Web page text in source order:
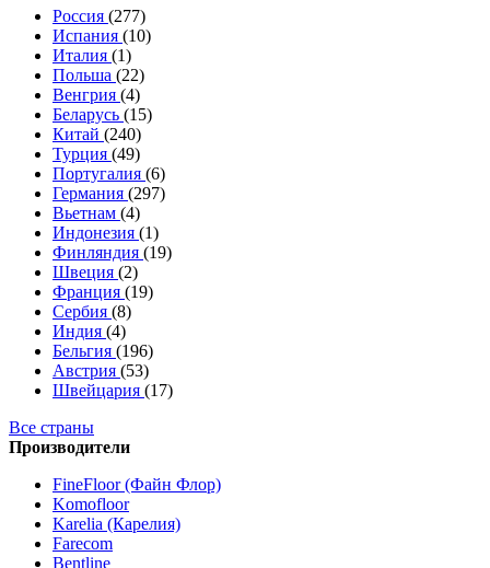
Россия (277)
Испания (10)
Италия (1)
Польша (22)
Венгрия (4)
Беларусь (15)
Китай (240)
Турция (49)
Португалия (6)
Германия (297)
Вьетнам (4)
Индонезия (1)
Финляндия (19)
Швеция (2)
Франция (19)
Сербия (8)
Индия (4)
Бельгия (196)
Австрия (53)
Швейцария (17)
Все страны
Производители
FineFloor (Файн Флор)
Komofloor
Karelia (Карелия)
Farecom
Bentline